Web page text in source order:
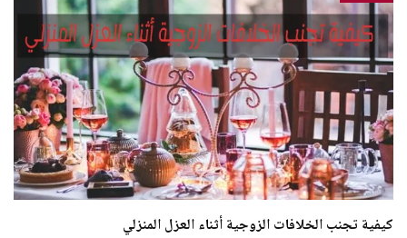
كيفية تجنب الخلافات الزوجية أثناء العزل المنزلي